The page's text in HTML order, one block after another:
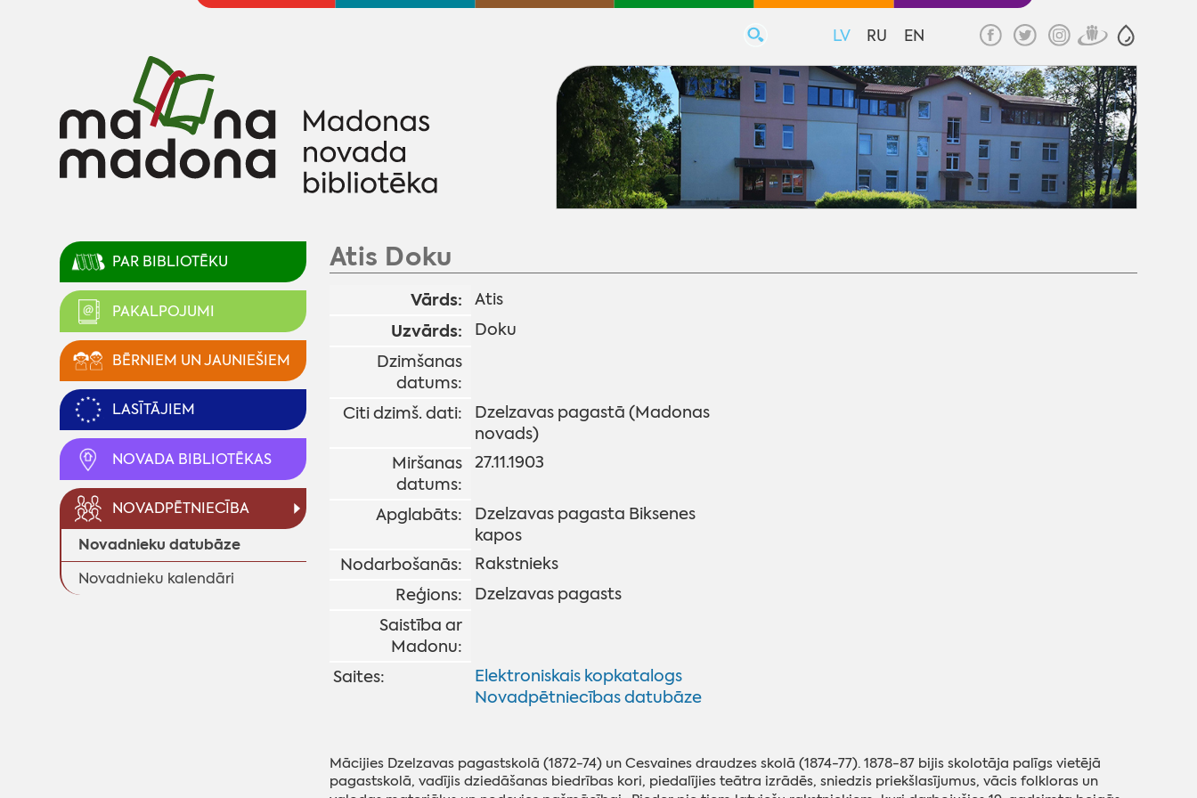
LV RU EN
PAR BIBLIOTĒKU
PAKALPOJUMI
BĒRNIEM UN JAUNIEŠIEM
LASĪTĀJIEM
NOVADA BIBLIOTĒKAS
NOVADPĒTNIECĪBA
Novadnieku datubāze
Novadnieku kalendāri
Atis Doku
Vārds: Atis
Uzvārds:
Doku
Dzimšanas
datums:
Citi dzimš. dati:
Dzelzavas pagastā (Madonas
novads)
Miršanas
datums:
27.11.1903
Apglabāts:
Dzelzavas pagasta Biksenes
kapos
Nodarbošanās:
Rakstnieks
Reģions:
Dzelzavas pagasts
Saistība ar
Madonu:
Saites:
Elektroniskais kopkatalogs
Novadpētniecības datubāze
Mācijies Dzelzavas pagastskolā (1872-74) un Cesvaines draudzes skolā (1874-77). 1878-87 bijis skolotāja palīgs vietējā
pagastskolā, vadījis dziedāšanas biedrības kori, piedalījies teātra izrādēs, sniedzis priekšlasījumus, vācis folkloras un